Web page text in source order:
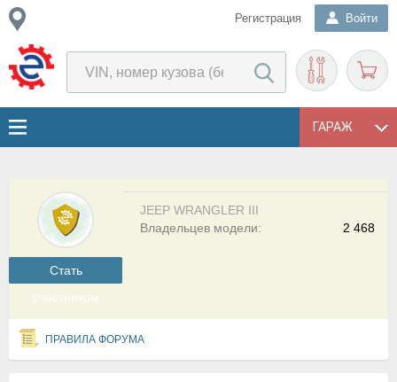
Регистрация Войти
ГАРАЖ
Cтать
участником
JEEP WRANGLER III
2 468
Владельцев модели:
ПРАВИЛА ФОРУМА